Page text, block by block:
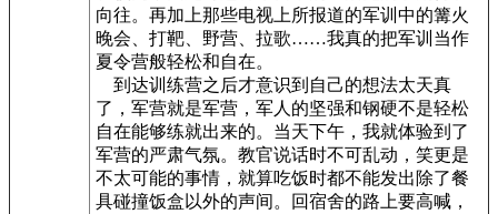
向往。再加上那些电视上所报道的军训中的篝火
晚会、打靶、野营、拉歌……我真的把军训当作
夏令营般轻松和自在。
到达训练营之后才意识到自己的想法太天真
了，军营就是军营，军人的坚强和钢硬不是轻松
自在能够练就出来的。当天下午，我就体验到了
军营的严肃气氛。教官说话时不可乱动，笑更是
不太可能的事情，就算吃饭时都不能发出除了餐
具碰撞饭盒以外的声间。回宿舍的路上要高喊，